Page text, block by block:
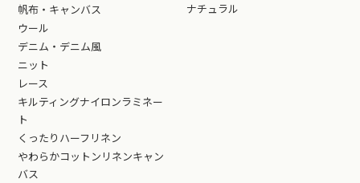
帆布・キャンバス
ウール
デニム・デニム風
ニット
レース
キルティングナイロンラミネー
ト
くったりハーフリネン
やわらかコットンリネンキャン
バス
ナチュラル